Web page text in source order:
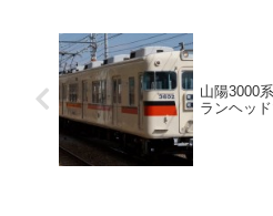
山陽3000
ランヘッ